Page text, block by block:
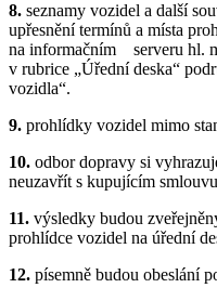
8. seznamy vozidel a další
upřesnění termínů a místa
na informačním serveru hl.
v rubrice „Úřední deska“
vozidla“.
9. prohlídky vozidel mimo
10. odbor dopravy si
neuzavřít s kupujícím
11. výsledky budou
prohlídce vozidel na úřední
12. písemně budou obeslání